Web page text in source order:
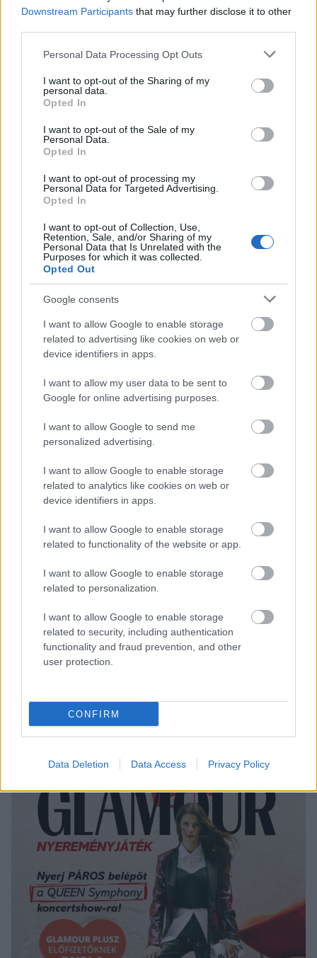
Downstream Participants that may further disclose it to other
Please note that this website/app uses one or more Google
not limited to your visit or usage behaviour. You may click to
grant or deny consent to Google and its third-party tags to
use your data for below specified purposes in below Google
consent section.
Personal Data Processing Opt Outs
I want to opt-out of the Sharing of my
personal data.
Opted In
I want to opt-out of the Sale of my
Personal Data.
Opted In
I want to opt-out of processing my
Personal Data for Targeted Advertising.
Opted In
I want to opt-out of Collection, Use,
Retention, Sale, and/or Sharing of my
Personal Data that Is Unrelated with the
Purposes for which it was collected.
Opted Out
Google consents
I want to allow Google to enable storage
related to advertising like cookies on web or
device identifiers in apps.
I want to allow my user data to be sent to
Google for online advertising purposes.
I want to allow Google to send me
personalized advertising.
I want to allow Google to enable storage
related to analytics like cookies on web or
device identifiers in apps.
I want to allow Google to enable storage
related to functionality of the website or app.
I want to allow Google to enable storage
related to personalization.
I want to allow Google to enable storage
related to security, including authentication
functionality and fraud prevention, and other
user protection.
CONFIRM
Data Deletion Data Access Privacy Policy
Millie Bobby Brownfantasztikus időszakot tudhat
maga mögött. 2019-ben indított florence by mills
tudatos bőrápolásra tanítsa a Z generációt –, 2022-
ben egydivatkollekcióval is bővült
számunkra a tehetséges üzletasszonytól.
Képbe hozunk a sztárvilág
híreivel:
Harry herceg vissza akarja kapni az apját, és
ezért bármit megtenne
Mentőhelikopterrel szállították kórházba a
Nagy Ervin családi fotója már most megnyerte
2023-at